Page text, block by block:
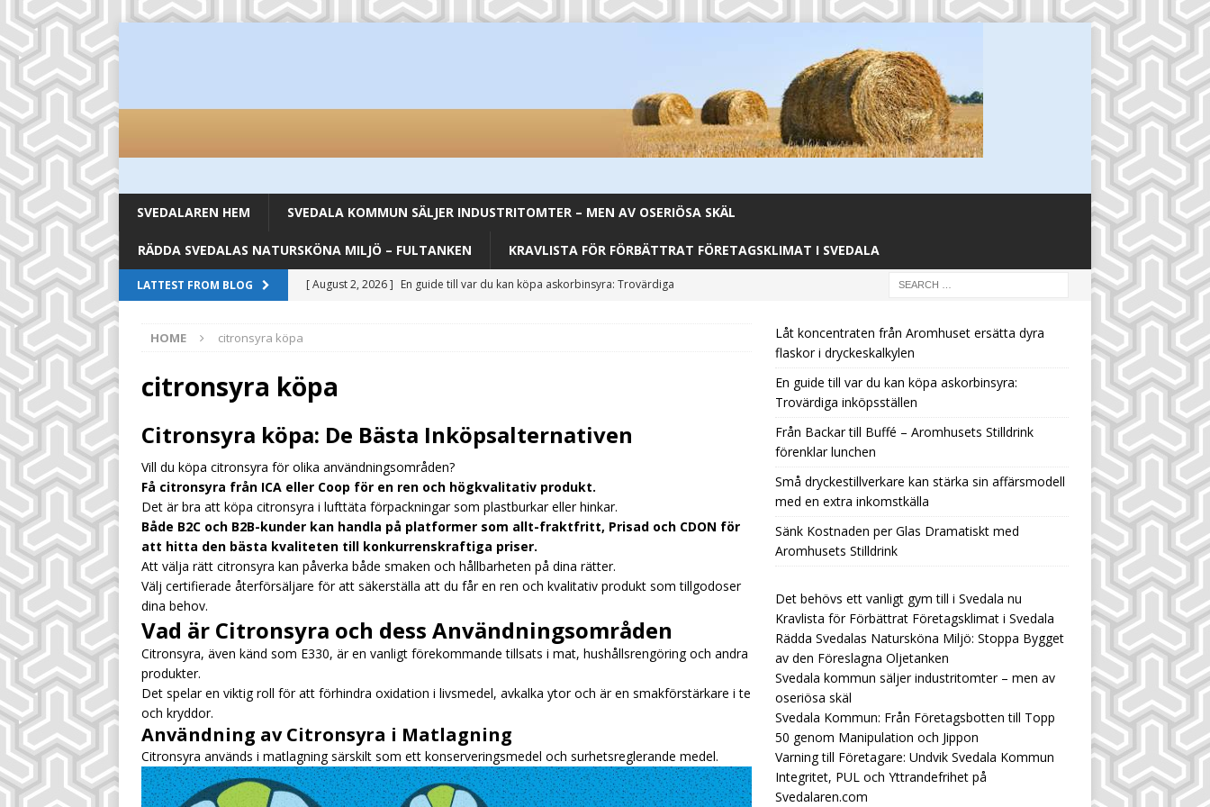
SVEDALAREN HEM SVEDALA KOMMUN SÄLJER INDUSTRITOMTER – MEN AV OSERIÖSA SKÄL
RÄDDA SVEDALAS NATURSKÖNA MILJÖ – FULTANKEN KRAVLISTA FÖR FÖRBÄTTRAT FÖRETAGSKLIMAT I SVEDALA
LATTEST FROM BLOG [ August 2, 2026 ] En guide till var du kan köpa askorbinsyra: Trovärdiga
[ July 28, 2026 ]
inkomstkälla
UNCATEGORIZED
[ July 28, 2026 ] Sänk Kostnaden per Glas Dramatiskt med Aromhusets Stilldrink
UNCATEGORIZED
[ August 4, 2026 ]
Låt koncentraten från Aromhuset ersätta dyra flaskor i
dryckeskalkylen
UNCATEGORIZED
HOME citronsyra köpa
citronsyra köpa
Citronsyra köpa: De Bästa Inköpsalternativen
Vill du köpa citronsyra för olika användningsområden?
Få citronsyra från ICA eller Coop för en ren och högkvalitativ produkt.
Det är bra att köpa citronsyra i lufttäta förpackningar som plastburkar eller hinkar.
Både B2C och B2B-kunder kan handla på platformer som allt-fraktfritt, Prisad och CDON för
att hitta den bästa kvaliteten till konkurrenskraftiga priser.
Att välja rätt citronsyra kan påverka både smaken och hållbarheten på dina rätter.
Välj certifierade återförsäljare för att säkerställa att du får en ren och kvalitativ produkt som tillgodoser
dina behov.
Vad är Citronsyra och dess Användningsområden
Citronsyra, även känd som E330, är en vanligt förekommande tillsats i mat, hushållsrengöring och andra
produkter.
Det spelar en viktig roll för att förhindra oxidation i livsmedel, avkalka ytor och är en smakförstärkare i te
och kryddor.
Användning av Citronsyra i Matlagning
Citronsyra används i matlagning särskilt som ett konserveringsmedel och surhetsreglerande medel.
Låt koncentraten från Aromhuset ersätta dyra
flaskor i dryckeskalkylen
En guide till var du kan köpa askorbinsyra:
Trovärdiga inköpsställen
Från Backar till Buffé – Aromhusets Stilldrink
förenklar lunchen
Små dryckestillverkare kan stärka sin affärsmodell
med en extra inkomstkälla
Sänk Kostnaden per Glas Dramatiskt med
Aromhusets Stilldrink
Det behövs ett vanligt gym till i Svedala nu
Kravlista för Förbättrat Företagsklimat i Svedala
Rädda Svedalas Natursköna Miljö: Stoppa Bygget
av den Föreslagna Oljetanken
Svedala kommun säljer industritomter – men av
oseriösa skäl
Svedala Kommun: Från Företagsbotten till Topp
50 genom Manipulation och Jippon
Varning till Företagare: Undvik Svedala Kommun
Integritet, PUL och Yttrandefrihet på
Svedalaren.com